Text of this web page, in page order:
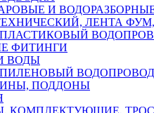
И
ЛЕНТА
ФИТИНГИ
ВОДЫ
ВОДОПРОВОД
ПОДДОНЫ